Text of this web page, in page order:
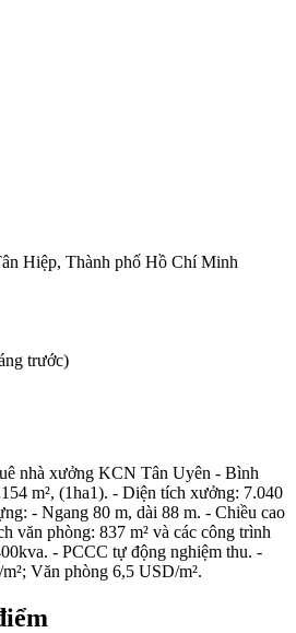
Hiệp, Thành phố Hồ Chí Minh
trước)
nhà xưởng KCN Tân Uyên - Bình
m², (1ha1). - Diện tích xưởng: 7.040
- Ngang 80 m, dài 88 m. - Chiều cao
văn phòng: 837 m² và các công trình
- PCCC tự động nghiệm thu. -
Văn phòng 6,5 USD/m².